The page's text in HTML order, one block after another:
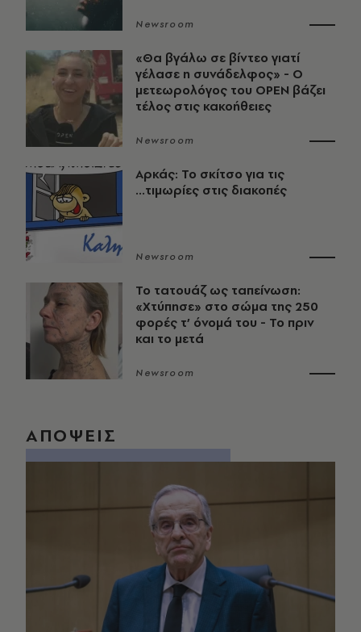
Newsroom
«Θα βγάλω σε βίντεο γιατί
γέλασε η συνάδελφος» - Ο
μετεωρολόγος του OPEN βάζει
τέλος στις κακοήθειες
Newsroom
Αρκάς: Το σκίτσο για τις
...τιμωρίες στις διακοπές
Newsroom
Το τατουάζ ως ταπείνωση:
«Χτύπησε» στο σώμα της 250
φορές τ’ όνομά του - Το πριν
και το μετά
Newsroom
ΑΠΟΨΕΙΣ